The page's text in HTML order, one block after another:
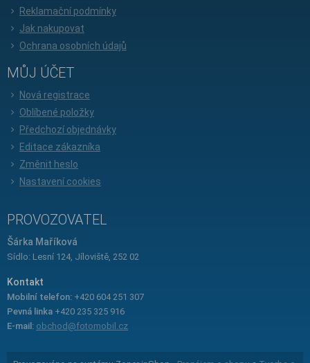
Reklamační podmínky
Jak nakupovat
Ochrana osobních údajů
MŮJ ÚČET
Nová registrace
Oblíbené položky
Předchozí objednávky
Editace zákazníka
Změnit heslo
Nastavení cookies
PROVOZOVATEL
Šárka Maříková
Sídlo: Lesní 124, Jíloviště, 252 02
Kontakt
Mobilní telefon: +420 604 251 307
Pevná linka +420 235 325 916
E-mail: obchod@fotomobil.cz